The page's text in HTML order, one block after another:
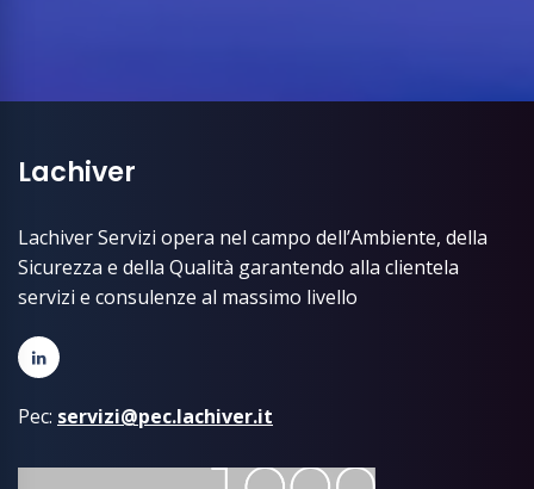
Lachiver
Lachiver Servizi opera nel campo dell’Ambiente, della
Sicurezza e della Qualità garantendo alla clientela
servizi e consulenze al massimo livello
Pec: servizi@pec.lachiver.it